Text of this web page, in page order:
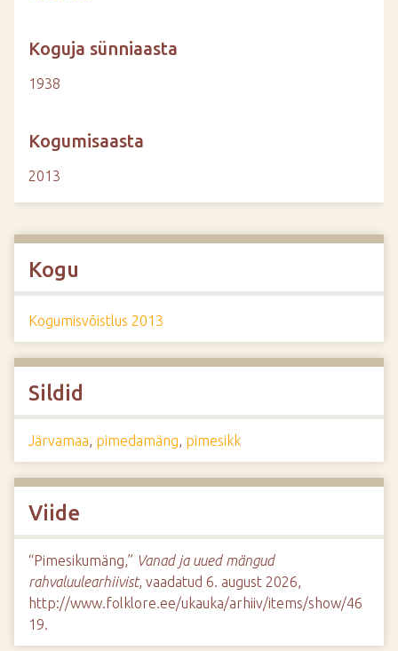
Koguja sünniaasta
1938
Kogumisaasta
2013
Kogu
Kogumisvõistlus 2013
Sildid
Järvamaa, pimedamäng, pimesikk
Viide
“Pimesikumäng,” Vanad ja uued mängud
rahvaluulearhiivist, vaadatud 6. august 2026,
http://www.folklore.ee/ukauka/arhiiv/items/show/46
19.